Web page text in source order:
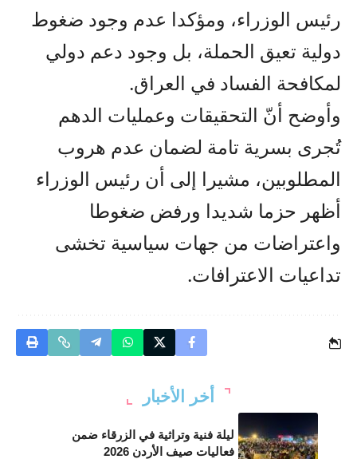
رئيس الوزراء، ومؤكدا عدم وجود ضغوط
دولية تعيق الحملة، بل وجود دعم دولي
لمكافحة الفساد في العراق.
وأوضح أنّ التحقيقات وعمليات الدهم
تُجرى بسرية تامة لضمان عدم هروب
المطلوبين، مشيرا إلى أن رئيس الوزراء
أظهر حزما شديدا ورفض ضغوطا
واعتراضات من جهات سياسية تخشى
تداعيات الاعترافات.
أخر الأخبار
ليلة فنية وتراثية في الزرقاء ضمن
فعاليات صيف الأردن 2026